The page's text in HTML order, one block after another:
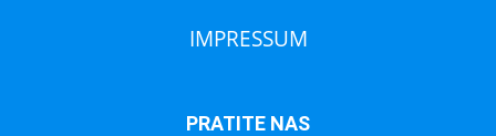
IMPRESSUM
PRATITE NAS